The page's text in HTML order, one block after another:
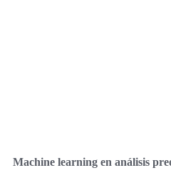
Machine learning en análisis